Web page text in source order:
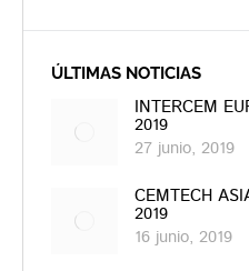
ÚLTIMAS NOTICIAS
INTERCEM
2019
27 junio, 2019
CEMTECH
2019
16 junio, 2019